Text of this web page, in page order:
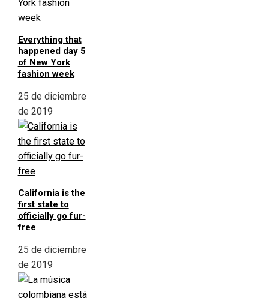
Everything that
happened day 5
of New York
fashion week
25 de diciembre
de 2019
California is the
first state to
officially go fur-
free
25 de diciembre
de 2019